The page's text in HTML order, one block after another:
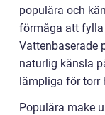
populära och
förmåga att fylla
Vattenbaserade
naturlig känsla
lämpliga för torr
Populära make